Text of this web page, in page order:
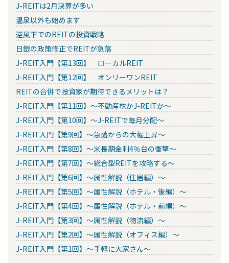
J-REITは2月決算が多い
温泉以外も始めます
逆風下でのREITの投資戦略
日銀の政策修正でREITが急落
J-REIT入門【第13回】 ローカルREIT
J-REIT入門【第12回】 オンリーワンREIT
REITの合併で投資家が期待できるメリットは？
J-REIT入門【第11回】～不動産株かJ-REITか～
J-REIT入門【第10回】～J-REITで毎月分配～
J-REIT入門【第9回】～急落からの大幅上昇～
J-REIT入門【第8回】～米長期金利4％台の衝撃～
J-REIT入門【第7回】～総合型REITを攻略する～
J-REIT入門【第6回】～属性解説（住居編）～
J-REIT入門【第5回】～属性解説（ホテル・後編）～
J-REIT入門【第4回】～属性解説（ホテル・前編）～
J-REIT入門【第3回】～属性解説（物流編）～
J-REIT入門【第2回】～属性解説（オフィス編）～
J-REIT入門【第1回】～手軽に大家さん～